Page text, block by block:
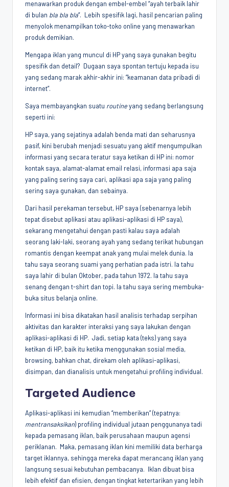
menawarkan produk dengan embel-embel “ayah terbaik lahir
di bulan bla bla bla“. Lebih spesifik lagi, hasil pencarian paling
menyolok menampilkan toko-toko online yang menawarkan
produk demikian.
Mengapa iklan yang muncul di HP yang saya gunakan begitu
spesifik dan detail? Dugaan saya spontan tertuju kepada isu
yang sedang marak akhir-akhir ini: “keamanan data pribadi di
internet”.
Saya membayangkan suatu routineyang sedang berlangsung
seperti ini:
HP saya, yang sejatinya adalah benda mati dan seharusnya
pasif, kini berubah menjadi sesuatu yang aktif mengumpulkan
informasi yang secara teratur saya ketikan di HP ini: nomor
kontak saya, alamat-alamat email relasi, informasi apa saja
yang paling sering saya cari, aplikasi apa saja yang paling
sering saya gunakan, dan sebainya.
Dari hasil perekaman tersebut, HP saya (sebenarnya lebih
tepat disebut aplikasi atau aplikasi-aplikasi di HP saya),
sekarang mengetahui dengan pasti kalau saya adalah
seorang laki-laki, seorang ayah yang sedang terikat hubungan
romantis dengan keempat anak yang mulai melek dunia. Ia
tahu saya seorang suami yang perhatian pada istri. Ia tahu
saya lahir di bulan Oktober, pada tahun 1972. Ia tahu saya
senang dengan t-shirt dan topi. Ia tahu saya sering membuka-
buka situs belanja online.
Informasi ini bisa dikatakan hasil analisis terhadap serpihan
aktivitas dan karakter interaksi yang saya lakukan dengan
aplikasi-aplikasi di HP. Jadi, setiap kata (teks) yang saya
ketikan di HP, baik itu ketika menggunakan sosial media,
browsing, bahkan chat, direkam oleh aplikasi-aplikasi,
disimpan, dan dianalisis untuk mengetahui profiling individual.
Targeted Audience
Aplikasi-aplikasi ini kemudian “memberikan” (tepatnya:
mentransaksikan) profiling individual jutaan penggunanya tadi
kepada pemasang iklan, baik perusahaan maupun agensi
periklanan. Maka, pemasang iklan kini memiliki data berharga
target iklannya, sehingga mereka dapat merancang iklan yang
langsung sesuai kebutuhan pembacanya. Iklan dibuat bisa
lebih efektif dan efisien, dengan tingkat ketertarikan yang lebih